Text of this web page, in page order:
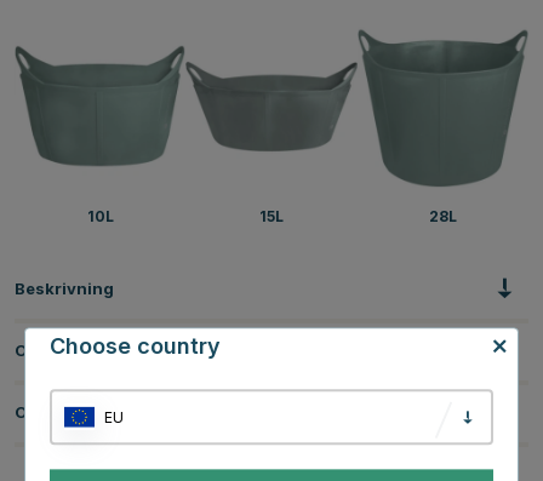
10L 15L 28L
Beskrivning
Om tillverkaren
Omdömen
Choose country
EU